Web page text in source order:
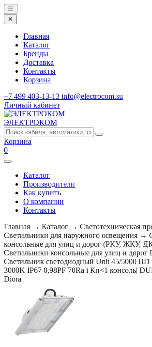
☰
✕
Главная
Каталог
Бренды
Доставка
Контакты
Корзина
+7 499 403-13-13 info@electrocom.su
Личный кабинет
ЭЛЕКТРОКОМ
Корзина
0
Каталог
Производители
Как купить
О компании
Контакты
Главная → Каталог → Светотехническая
Светильники для наружного освещения →
консольные для улиц и дорог (РКУ, ЖКУ,
Светильники консольные для улиц и дорог
Светильник светодиодный Unit 45/5000 Ш1
3000K IP67 0,98PF 70Ra i Кп<1 консоль|
Diora